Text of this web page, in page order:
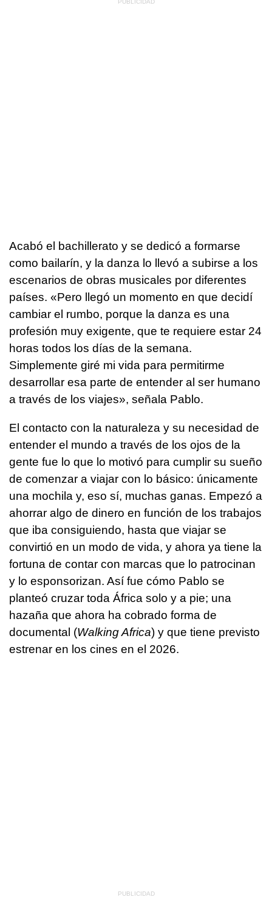
Acabó el bachillerato y se dedicó a formarse
como bailarín, y la danza lo llevó a subirse a los
escenarios de obras musicales por diferentes
países. «Pero llegó un momento en que decidí
cambiar el rumbo, porque la danza es una
profesión muy exigente, que te requiere estar 24
horas todos los días de la semana.
Simplemente giré mi vida para permitirme
desarrollar esa parte de entender al ser humano
a través de los viajes», señala Pablo.
El contacto con la naturaleza y su necesidad de
entender el mundo a través de los ojos de la
gente fue lo que lo motivó para cumplir su sueño
de comenzar a viajar con lo básico: únicamente
una mochila y, eso sí, muchas ganas. Empezó a
ahorrar algo de dinero en función de los trabajos
que iba consiguiendo, hasta que viajar se
convirtió en un modo de vida, y ahora ya tiene la
fortuna de contar con marcas que lo patrocinan
y lo esponsorizan. Así fue cómo Pablo se
planteó cruzar toda África solo y a pie; una
hazaña que ahora ha cobrado forma de
documental (Walking Africa) y que tiene previsto
estrenar en los cines en el 2026.